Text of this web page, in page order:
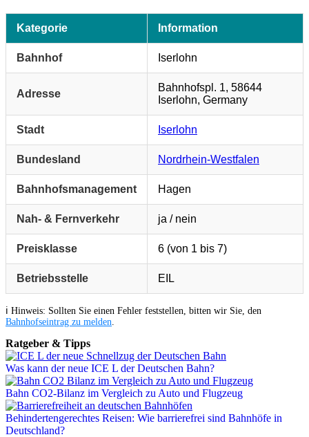
Kategorie Information
Bahnhof Iserlohn
Adresse
Bahnhofspl. 1, 58644
Iserlohn, Germany
Stadt Iserlohn
Bundesland Nordrhein-Westfalen
Bahnhofsmanagement Hagen
Nah- & Fernverkehr ja / nein
Preisklasse 6 (von 1 bis 7)
Betriebsstelle EIL
ℹ️ Hinweis: Sollten Sie einen Fehler feststellen, bitten wir Sie, den
Bahnhofseintrag zu melden
Ratgeber & Tipps
Was kann der neue ICE L der Deutschen Bahn?
Bahn CO2-Bilanz im Vergleich zu Auto und Flugzeug
Behindertengerechtes Reisen: Wie barrierefrei sind Bahnhöfe in
Deutschland?